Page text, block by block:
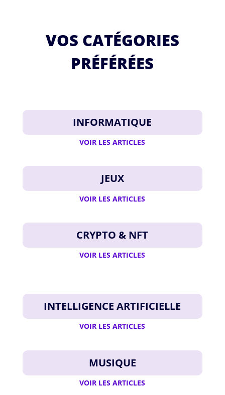
VOS CATÉGORIES
PRÉFÉRÉES
INFORMATIQUE
VOIR LES ARTICLES
JEUX
VOIR LES ARTICLES
CRYPTO & NFT
VOIR LES ARTICLES
INTELLIGENCE ARTIFICIELLE
VOIR LES ARTICLES
MUSIQUE
VOIR LES ARTICLES